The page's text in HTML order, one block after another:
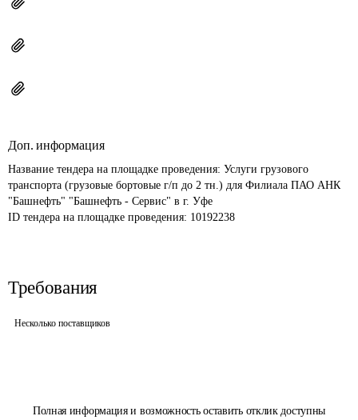
Полная информация и возможность оставить отклик доступны
Доп. информация
Название тендера на площадке проведения: Услуги грузового
транспорта (грузовые бортовые г/п до 2 тн.) для Филиала ПАО АНК
"Башнефть" "Башнефть - Сервис" в г. Уфе
ID тендера на площадке проведения: 10192238
Требования
Несколько поставщиков